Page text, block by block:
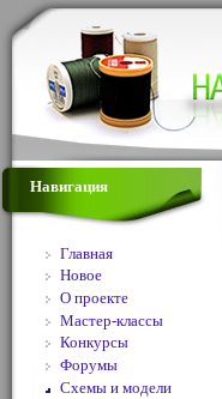
Навигация
Главная
Новое
О проекте
Мастер-классы
Конкурсы
Форумы
Схемы и модели